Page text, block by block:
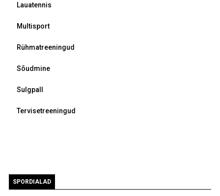
Lauatennis
Multisport
Rühmatreeningud
Sõudmine
Sulgpall
Tervisetreeningud
SPORDIALAD